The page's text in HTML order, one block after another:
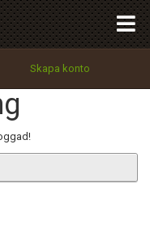
Skapa konto
Tillbaka till förstasidan